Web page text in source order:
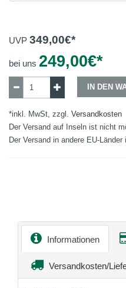
UVP 349,00€*
bei uns 249,00€*
IN DEN
*inkl. MwSt, zzgl. Versandkosten
Der Versand auf Inseln ist nicht
Der Versand in andere EU-
Informationen
Versandkosten/